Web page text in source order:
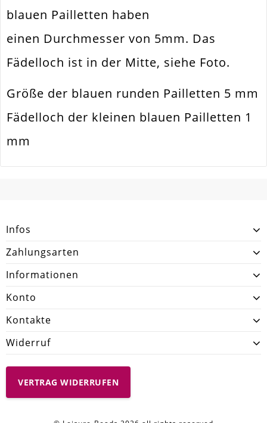
Funktion Verzieren Von Gegenständen
Spezifikation Pailletten
Verwendung
Textilien Besticken. Schmuck
Basteln
Durchmesser Außen 5mm
Fädelloch /
1mm
blauen Pailletten haben
einen Durchmesser von 5mm. Das
Fädelloch ist in der Mitte, siehe Foto.
Größe der blauen runden Pailletten 5 mm
Fädelloch der kleinen blauen Pailletten 1
mm
Infos
Zahlungsarten
Informationen
Konto
Kontakte
Widerruf
VERTRAG WIDERRUFEN